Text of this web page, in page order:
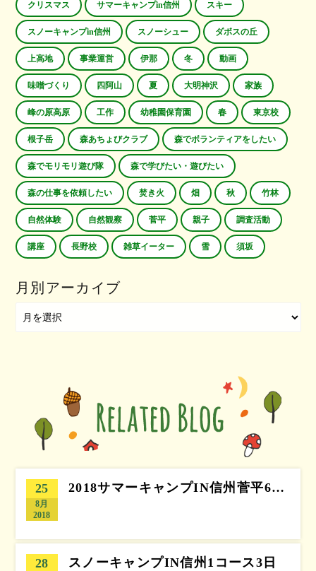
クリスマス サマーキャンプin信州 スキー
スノーキャンプin信州 スノーシュー ダボスの丘
上高地 事業運営 伊那 冬 動画
味噌づくり 四阿山 夏 大明神沢 家族
峰の原高原 工作 幼稚園保育園 春 東京校
根子岳 森あちょびクラブ 森でボランティアをしたい
森でモリモリ遊び隊 森で学びたい・遊びたい
森の仕事を依頼したい 焚き火 畑 秋 竹林
自然体験 自然観察 菅平 親子 調査活動
講座 長野校 雑草イーター 雪 須坂
月別アーカイブ
25
8月
2018
2018サマーキャンプIN信州菅平6…
28
スノーキャンプIN信州1コース3日